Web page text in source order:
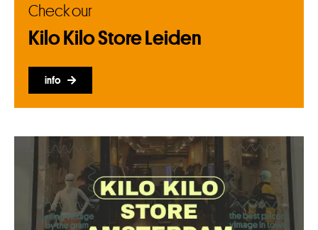
Check our
Kilo Kilo Store Leiden
info